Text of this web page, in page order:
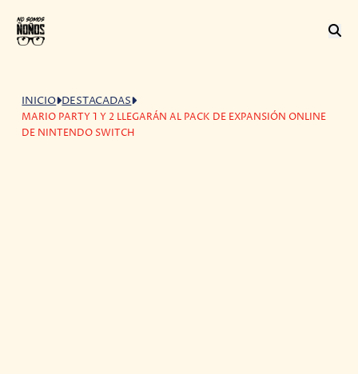
INICIO DESTACADAS
MARIO PARTY 1 Y 2 LLEGARÁN AL PACK DE EXPANSIÓN ONLINE
DE NINTENDO SWITCH